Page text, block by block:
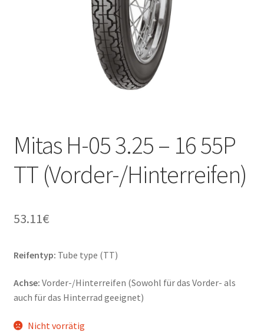
Mitas H-05 3.25 – 16 55P
TT (Vorder-/Hinterreifen)
53.11€
Reifentyp: Tube type (TT)
Achse: Vorder-/Hinterreifen (Sowohl für das Vorder- als
auch für das Hinterrad geeignet)
Nicht vorrätig